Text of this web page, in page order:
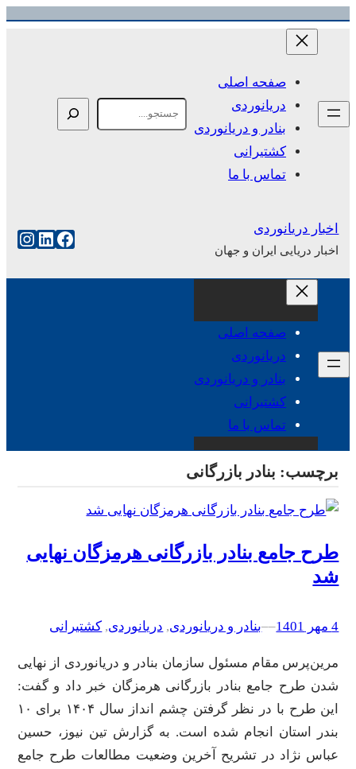
رفتن
صفحه اصلی
دریانوردی
بنادر و دریانوردی
کشتیرانی
تماس با ما
اخبار دریانوردی
اخبار دریایی ایران و جهان
فیس‌بوک
صفحه اصلی
دریانوردی
بنادر و دریانوردی
کشتیرانی
تماس با ما
برچسب: بنادر بازرگانی
طرح جامع بنادر بازرگانی هرمزگان نهایی
شد
4 مهر 1401 –
–بنادر و دریانوردی, دریانوردی, کشتیرانی
مرین‌پرس مقام مسئول سازمان بنادر و دریانوردی از نهایی
شدن طرح جامع بنادر بازرگانی هرمزگان خبر داد و گفت:
این طرح با در نظر گرفتن چشم انداز سال ۱۴۰۴ برای ۱۰
بندر استان انجام شده است. به گزارش تین نیوز، حسین
عباس نژاد در تشریح آخرین وضعیت مطالعات طرح جامع